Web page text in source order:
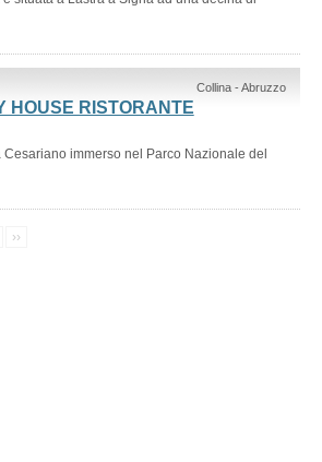
Collina - Abruzzo
HOUSE RISTORANTE
immerso nel Parco Nazionale del
››